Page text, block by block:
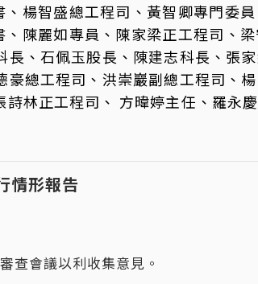
楊智盛總工程司、黃智卿專門委
陳麗如專員、陳家梁正工程司、
、石佩玉股長、陳建志科長、張
總工程司、洪崇巖副總工程司、
林正工程司、 方暐婷主任、羅永
情形報告
查會議以利收集意見。